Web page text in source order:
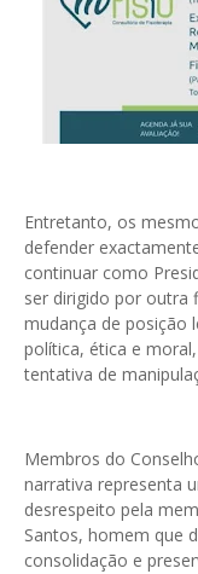
Entretanto, os
defender
continuar como
ser dirigido por outra
mudança de posição
política, ética e
tentativa de
Membros do
narrativa representa
desrespeito pela
Santos, homem que
consolidação e